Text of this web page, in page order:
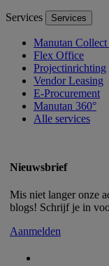
Services Services
Manutan
Flex Office
Projectinrichting
Vendor Leasing
E-Procurement
Manutan 360°
Alle services
Nieuwsbrief
Mis niet langer onze
blogs! Schrijf je in
Aanmelden